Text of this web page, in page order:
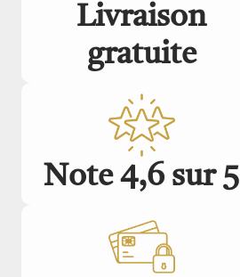
Livraison
gratuite
Note 4,6 sur 5